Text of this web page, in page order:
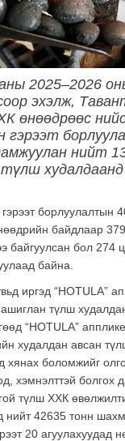
2025–2026
эхэлж,
өнөөдрөөс
гэрээт
нийт
худалдаанд
борлуулалтын
байдлаар
байгуулсан бол 274
байна.
иргэд “HOTULA”
ашиглан түлш
“HOTULA”
худалдан авсан
хянах боломжийг
хэмнэлттэй болгох
түлш ХХК
нийт 42635 тонн
20 агуулахуудад